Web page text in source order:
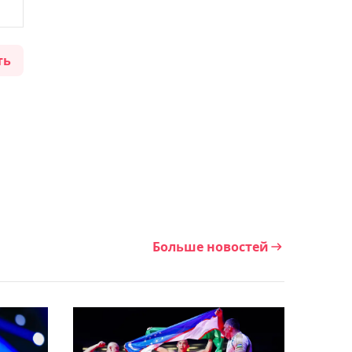
четвертьфинал
В WBA назвали
02:57, 08 августа 2026
Больше новостей